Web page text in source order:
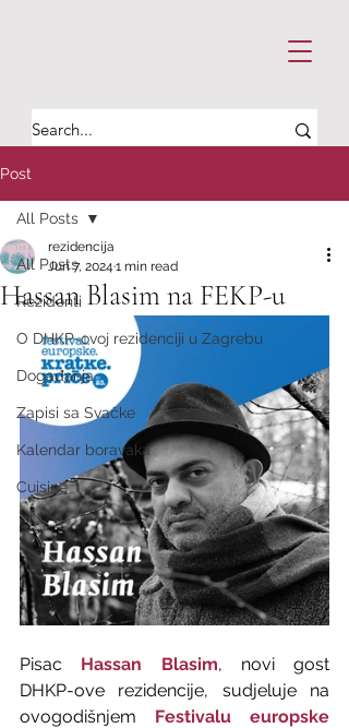
Post
All Posts
Rezidenti
O DHKP-ovoj rezidenciji u Zagrebu
Događanja
Zapisi sa Svačke
Kalendar boravaka
Cuisine
All Posts
Hassan Blasim na FEKP-u
rezidencija
Jun 7, 2024 1 min read
Pisac Hassan Blasim, novi gost
DHKP-ove rezidencije, sudjeluje na
ovogodišnjem Festivalu europske